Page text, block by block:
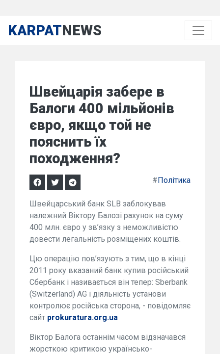
KARPATNEWS
Швейцарія забере в
Балоги 400 мільйонів
євро, якщо той не
пояснить їх
походження?
#Політика
Швейцарський банк SLB заблокував
належний Віктору Балозі рахунок на суму
400 млн. євро у зв’язку з неможливістю
довести легальність розміщених коштів.
Цю операцію пов’язують з тим, що в кінці
2011 року вказаний банк купив російський
Сбербанк і називається він тепер: Sberbank
(Switzerland) AG і діяльність установи
контролює російська сторона, - повідомляє
сайт prokuratura.org.ua
Віктор Балога останнім часом відзначався
жорсткою критикою українсько-